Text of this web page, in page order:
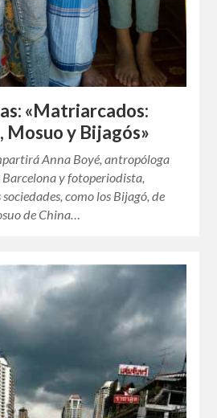
«Matriarcados:
Mosuo y Bijagós»
Anna Boyé, antropóloga
y fotoperiodista,
como los Bijagó, de
de China…